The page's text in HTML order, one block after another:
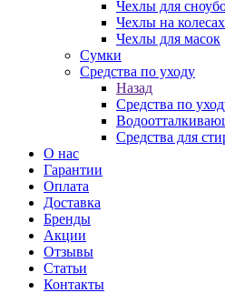
Чехлы для
Чехлы на колесах
Чехлы для масок
Сумки
Средства по уходу
Назад
Средства по
Средства для
О нас
Гарантии
Оплата
Доставка
Бренды
Акции
Отзывы
Статьи
Контакты